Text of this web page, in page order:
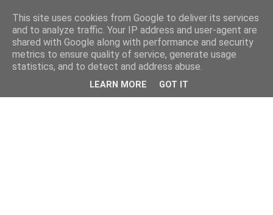
This site uses cookies from Google to deliver its services
and to analyze traffic. Your IP address and user-agent are
shared with Google along with performance and security
metrics to ensure quality of service, generate usage
statistics, and to detect and address abuse.
LEARN MORE GOT IT